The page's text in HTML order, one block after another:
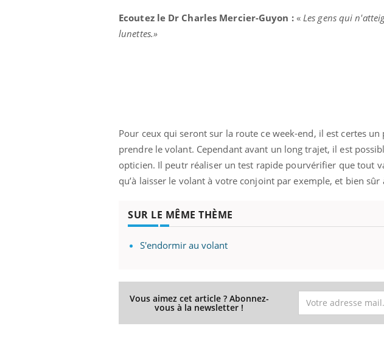
Ecoutez le Dr Charles Mercier-Guyon :« Les gens qui
lunettes.»
Pour ceux qui seront sur la route ce week-end, il est certes
prendre le volant. Cependant avant un long trajet, il est
opticien. Il peutr réaliser un test rapide pourvérifier que tout
qu’à laisser le volant à votre conjoint par exemple, et bien
SUR LE MÊME THÈME
S'endormir au volant
Vous aimez cet article ? Abonnez-
vous à la newsletter !
carence en fer sont multiples ce qui la rendpatients comme parfois chez